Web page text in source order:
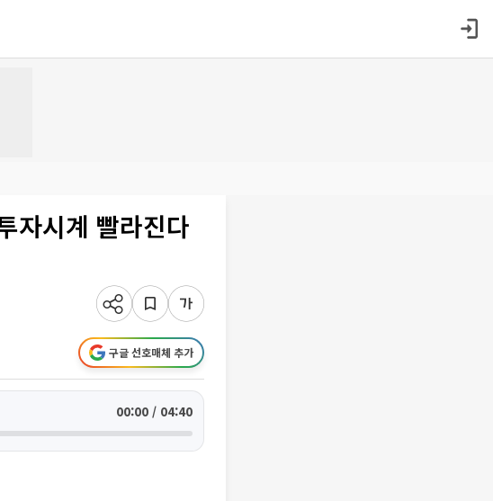
자시계 빨라진다
구글 선호매체 추가
00:00 / 04:40